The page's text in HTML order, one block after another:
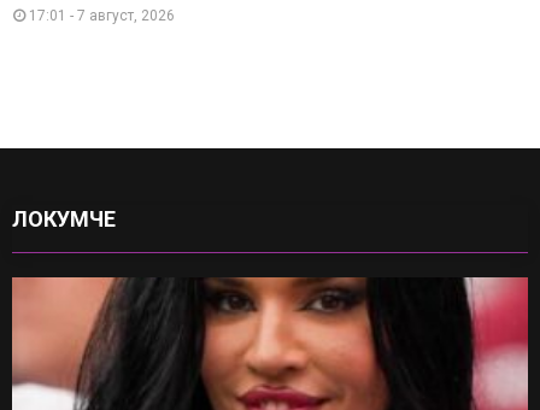
17:01 - 7 август, 2026
ЛОКУМЧЕ